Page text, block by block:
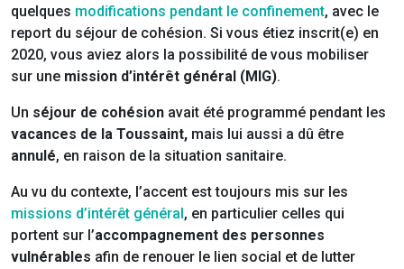
quelques modifications pendant le confinement, avec le
report du séjour de cohésion. Si vous étiez inscrit(e) en
2020, vous aviez alors la possibilité de vous mobiliser
sur une mission d’intérêt général (MIG).
Un séjour de cohésion avait été programmé pendant les
vacances de la Toussaint, mais lui aussi a dû être
annulé, en raison de la situation sanitaire.
Au vu du contexte, l’accent est toujours mis sur les
missions d’intérêt général , en particulier celles qui
portent sur l’accompagnement des personnes
vulnérables afin de renouer le lien social et de lutter